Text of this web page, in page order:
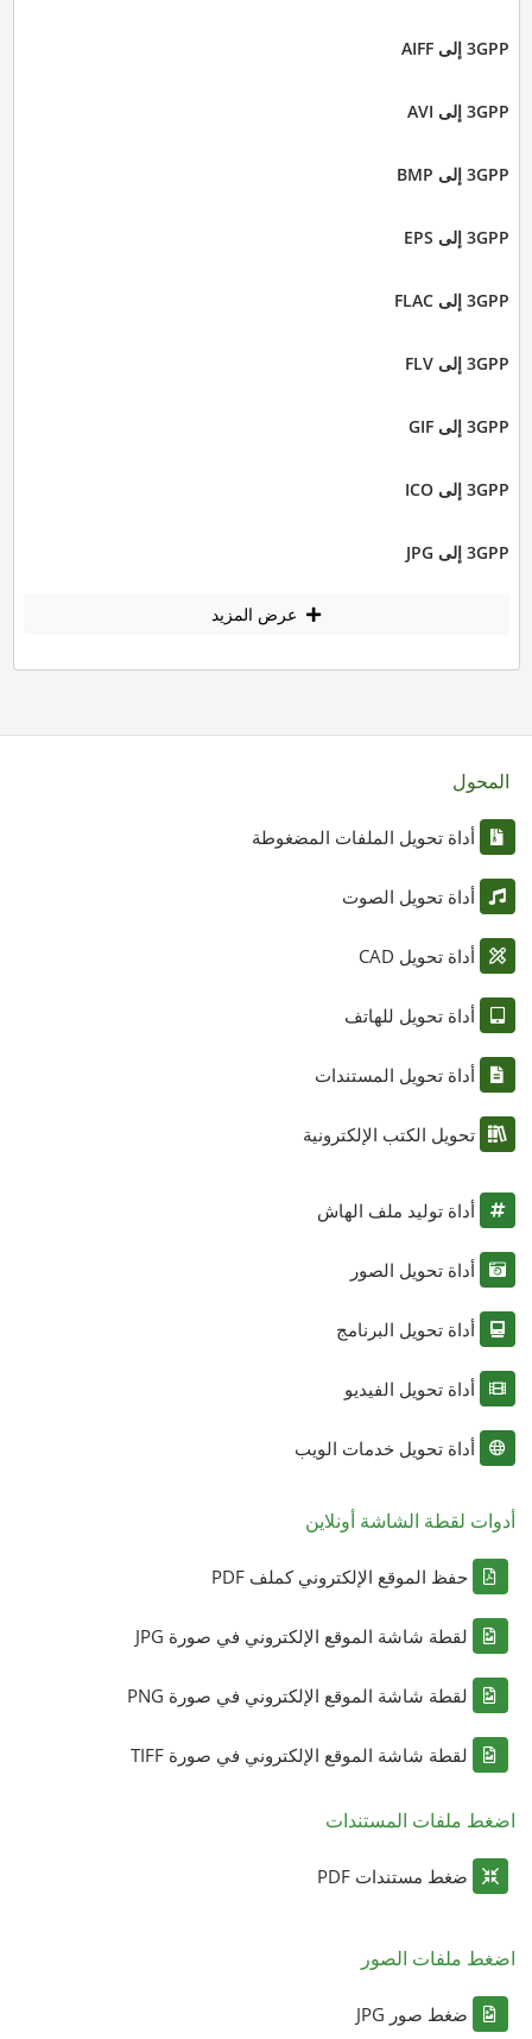
3GPP إلى AIFF
3GPP إلى AVI
3GPP إلى BMP
3GPP إلى EPS
3GPP إلى FLAC
3GPP إلى FLV
3GPP إلى GIF
3GPP إلى ICO
3GPP إلى JPG
عرض المزيد
المحول
أداة تحويل الملفات المضغوطة
أداة تحويل الصوت
أداة تحويل CAD
أداة تحويل للهاتف
أداة تحويل المستندات
تحويل الكتب الإلكترونية
أداة توليد ملف الهاش
أداة تحويل الصور
أداة تحويل البرنامج
أداة تحويل الفيديو
أداة تحويل خدمات الويب
أدوات لقطة الشاشة أونلاين
حفظ الموقع الإلكتروني كملف PDF
لقطة شاشة الموقع الإلكتروني في صورة JPG
لقطة شاشة الموقع الإلكتروني في صورة PNG
لقطة شاشة الموقع الإلكتروني في صورة TIFF
اضغط ملفات المستندات
ضغط مستندات PDF
اضغط ملفات الصور
ضغط صور JPG